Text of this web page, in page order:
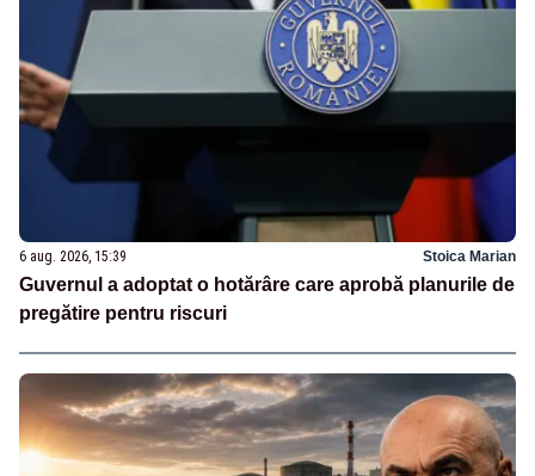
6 aug. 2026, 15:39 Stoica Marian
Guvernul a adoptat o hotărâre care aprobă planurile de
pregătire pentru riscuri